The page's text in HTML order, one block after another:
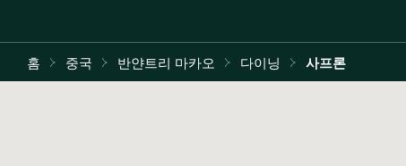
홈 중국 반얀트리 마카오 다이닝 사프론